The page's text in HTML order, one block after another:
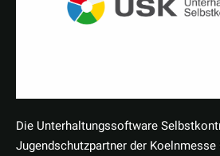
Die Unterhaltungssoftware
Jugendschutzpartner der